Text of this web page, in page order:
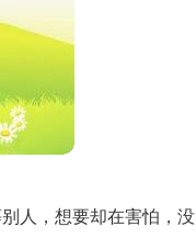
人，想要却在害怕，没